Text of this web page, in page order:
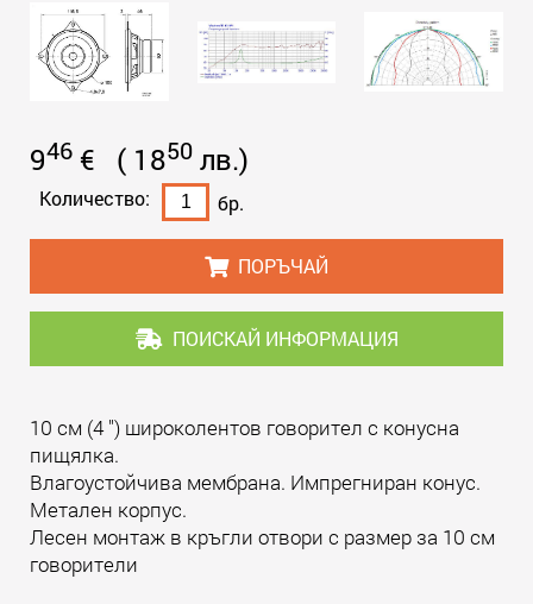
946 € ( 1850 лв.)
Количество: бр.
ПОРЪЧАЙ
ПОИСКАЙ ИНФОРМАЦИЯ
10 см (4 ") широколентов говорител с конусна
пищялка.
Влагоустойчива мембрана. Импрегниран конус.
Метален корпус.
Лесен монтаж в кръгли отвори с размер за 10 см
говорители